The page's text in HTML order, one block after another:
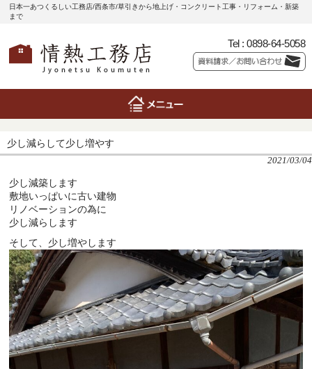
日本一あつくるしい工務店/西条市/草引きから地上げ・コンクリート工事・リフォーム・新築
まで
Tel : 0898-64-5058
少し減らして少し増やす
2021/03/04
少し減築します
敷地いっぱいに古い建物
リノベーションの為に
少し減らします
そして、少し増やします